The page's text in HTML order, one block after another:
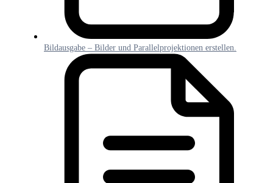
Bildausgabe – Bilder und Parallelprojektionen erstellen.